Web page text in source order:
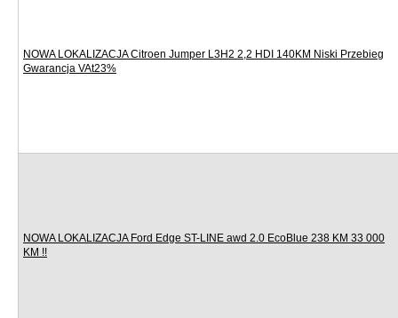
NOWA LOKALIZACJA Citroen Jumper L3H2 2,2 HDI 140KM Niski Przebieg
Gwarancja VAt23%
NOWA LOKALIZACJA Ford Edge ST-LINE awd 2.0 EcoBlue 238 KM 33 000
KM !!